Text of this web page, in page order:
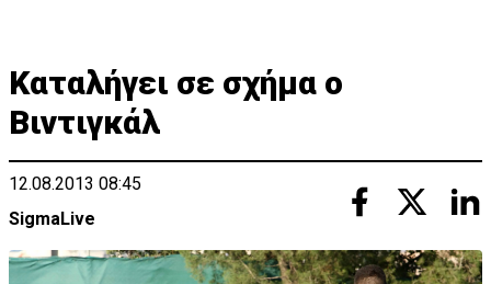
Καταλήγει σε σχήμα ο
Βιντιγκάλ
12.08.2013 08:45
SigmaLive